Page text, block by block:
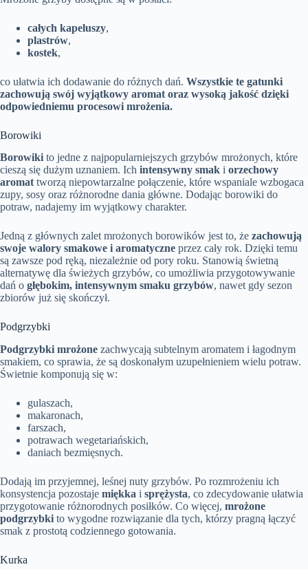
całych kapeluszy,
plastrów,
kostek,
co ułatwia ich dodawanie do różnych dań. Wszystkie te gatunki
zachowują swój wyjątkowy aromat oraz wysoką jakość dzięki
odpowiedniemu procesowi mrożenia.
Borowiki
Borowiki to jedne z najpopularniejszych grzybów mrożonych, które
cieszą się dużym uznaniem. Ich intensywny smak i orzechowy
aromattworzą niepowtarzalne połączenie, które wspaniale wzbogaca
zupy, sosy oraz różnorodne dania główne. Dodając borowiki do
potraw, nadajemy im wyjątkowy charakter.
Jedną z głównych zalet mrożonych borowików jest to, że zachowują
swoje walory smakowe i aromatyczne przez cały rok. Dzięki temu
są zawsze pod ręką, niezależnie od pory roku. Stanowią świetną
alternatywę dla świeżych grzybów, co umożliwia przygotowywanie
dań o głębokim, intensywnym smaku grzybów, nawet gdy sezon
zbiorów już się skończył.
Podgrzybki
Podgrzybki mrożone zachwycają subtelnym aromatem i łagodnym
smakiem, co sprawia, że są doskonałym uzupełnieniem wielu potraw.
Świetnie komponują się w:
gulaszach,
makaronach,
farszach,
potrawach wegetariańskich,
daniach bezmięsnych.
Dodają im przyjemnej, leśnej nuty grzybów. Po rozmrożeniu ich
konsystencja pozostaje miękka i sprężysta, co zdecydowanie ułatwia
przygotowanie różnorodnych posiłków. Co więcej, mrożone
podgrzybki to wygodne rozwiązanie dla tych, którzy pragną łączyć
smak z prostotą codziennego gotowania.
Kurka